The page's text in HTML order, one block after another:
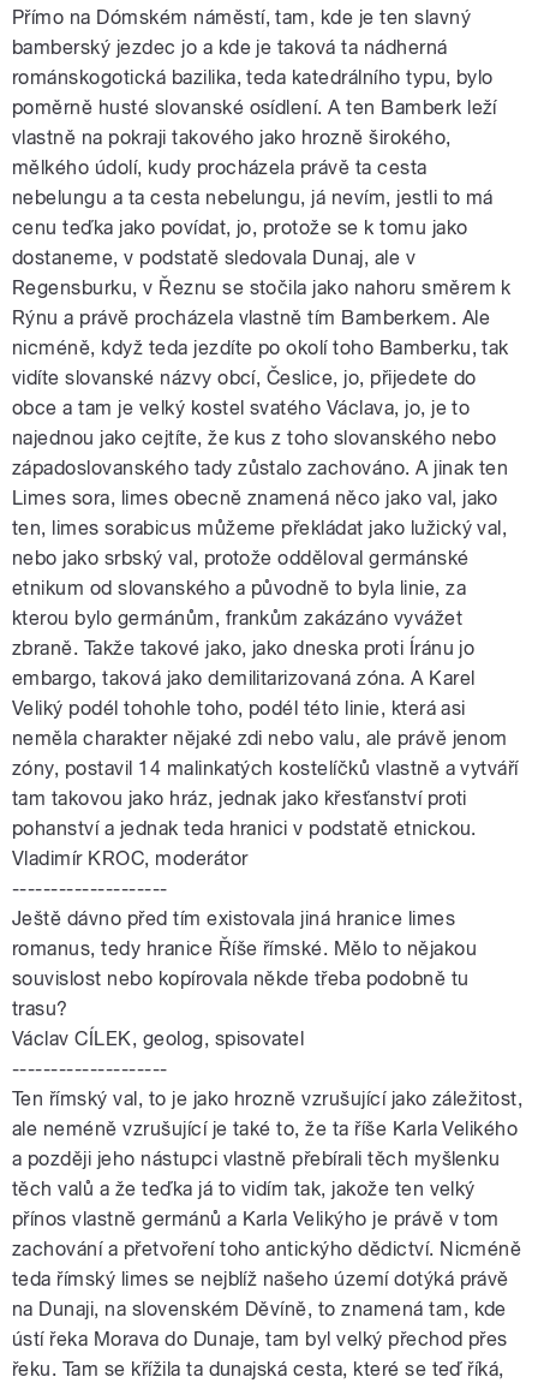
Přímo na Dómském náměstí, tam, kde je ten slavný
bamberský jezdec jo a kde je taková ta nádherná
románskogotická bazilika, teda katedrálního typu, bylo
poměrně husté slovanské osídlení. A ten Bamberk leží
vlastně na pokraji takového jako hrozně širokého,
mělkého údolí, kudy procházela právě ta cesta
nebelungu a ta cesta nebelungu, já nevím, jestli to má
cenu teďka jako povídat, jo, protože se k tomu jako
dostaneme, v podstatě sledovala Dunaj, ale v
Regensburku, v Řeznu se stočila jako nahoru směrem k
Rýnu a právě procházela vlastně tím Bamberkem. Ale
nicméně, když teda jezdíte po okolí toho Bamberku, tak
vidíte slovanské názvy obcí, Česlice, jo, přijedete do
obce a tam je velký kostel svatého Václava, jo, je to
najednou jako cejtíte, že kus z toho slovanského nebo
západoslovanského tady zůstalo zachováno. A jinak ten
Limes sora, limes obecně znamená něco jako val, jako
ten, limes sorabicus můžeme překládat jako lužický val,
nebo jako srbský val, protože odděloval germánské
etnikum od slovanského a původně to byla linie, za
kterou bylo germánům, frankům zakázáno vyvážet
zbraně. Takže takové jako, jako dneska proti Íránu jo
embargo, taková jako demilitarizovaná zóna. A Karel
Veliký podél tohohle toho, podél této linie, která asi
neměla charakter nějaké zdi nebo valu, ale právě jenom
zóny, postavil 14 malinkatých kostelíčků vlastně a vytváří
tam takovou jako hráz, jednak jako křesťanství proti
pohanství a jednak teda hranici v podstatě etnickou.
Vladimír KROC, moderátor
--------------------
Ještě dávno před tím existovala jiná hranice limes
romanus, tedy hranice Říše římské. Mělo to nějakou
souvislost nebo kopírovala někde třeba podobně tu
trasu?
Václav CÍLEK, geolog, spisovatel
--------------------
Ten římský val, to je jako hrozně vzrušující jako záležitost,
ale neméně vzrušující je také to, že ta říše Karla Velikého
a později jeho nástupci vlastně přebírali těch myšlenku
těch valů a že teďka já to vidím tak, jakože ten velký
přínos vlastně germánů a Karla Velikýho je právě v tom
zachování a přetvoření toho antickýho dědictví. Nicméně
teda římský limes se nejblíž našeho území dotýká právě
na Dunaji, na slovenském Děvíně, to znamená tam, kde
ústí řeka Morava do Dunaje, tam byl velký přechod přes
řeku. Tam se křížila ta dunajská cesta, které se teď říká,